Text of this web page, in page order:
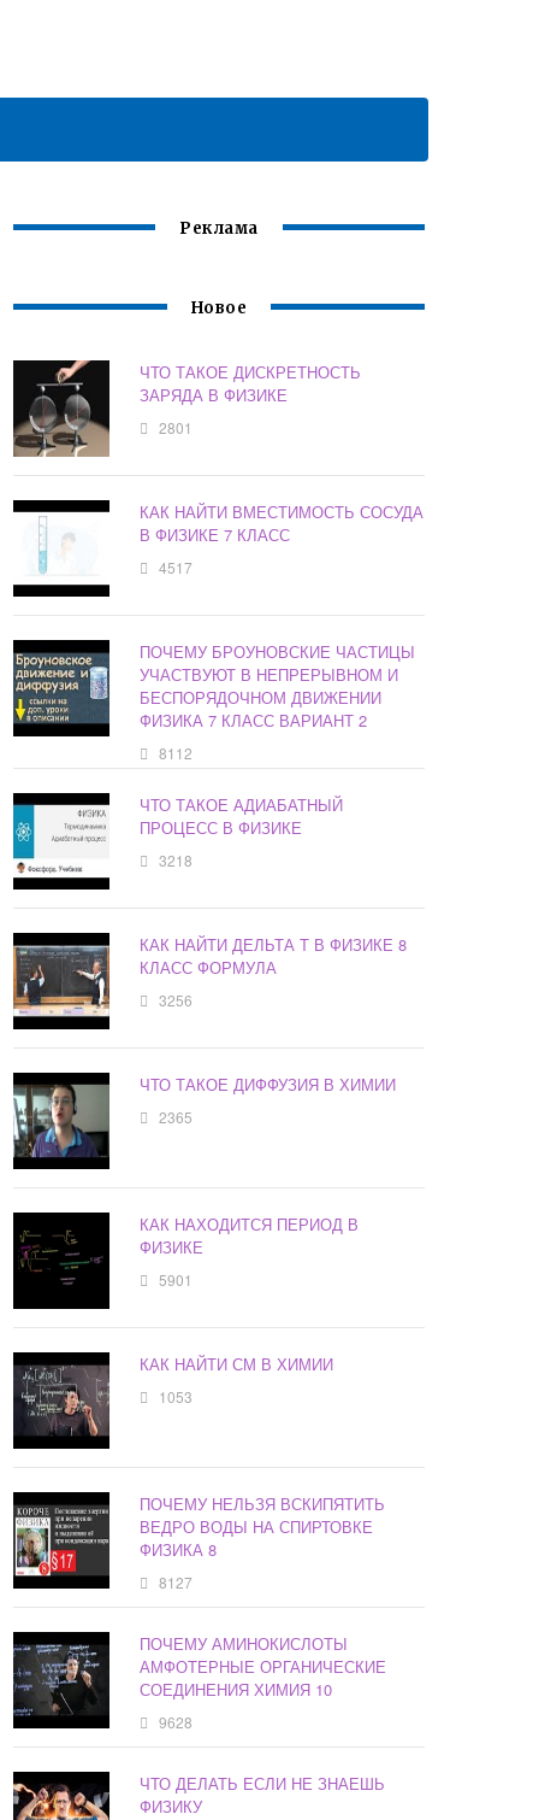
Реклама
Новое
ЧТО ТАКОЕ ДИСКРЕТНОСТЬ
ЗАРЯДА В ФИЗИКЕ
2801
КАК НАЙТИ ВМЕСТИМОСТЬ СОСУДА
В ФИЗИКЕ 7 КЛАСС
4517
ПОЧЕМУ БРОУНОВСКИЕ ЧАСТИЦЫ
УЧАСТВУЮТ В НЕПРЕРЫВНОМ И
БЕСПОРЯДОЧНОМ ДВИЖЕНИИ
ФИЗИКА 7 КЛАСС ВАРИАНТ 2
8112
ЧТО ТАКОЕ АДИАБАТНЫЙ
ПРОЦЕСС В ФИЗИКЕ
3218
КАК НАЙТИ ДЕЛЬТА Т В ФИЗИКЕ 8
КЛАСС ФОРМУЛА
3256
ЧТО ТАКОЕ ДИФФУЗИЯ В ХИМИИ
2365
КАК НАХОДИТСЯ ПЕРИОД В
ФИЗИКЕ
5901
КАК НАЙТИ СМ В ХИМИИ
1053
ПОЧЕМУ НЕЛЬЗЯ ВСКИПЯТИТЬ
ВЕДРО ВОДЫ НА СПИРТОВКЕ
ФИЗИКА 8
8127
ПОЧЕМУ АМИНОКИСЛОТЫ
АМФОТЕРНЫЕ ОРГАНИЧЕСКИЕ
СОЕДИНЕНИЯ ХИМИЯ 10
9628
ЧТО ДЕЛАТЬ ЕСЛИ НЕ ЗНАЕШЬ
ФИЗИКУ